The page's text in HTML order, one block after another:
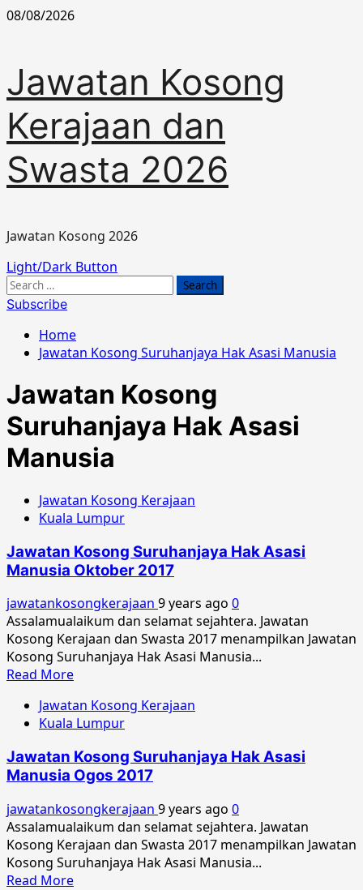
Skip
08/08/2026
Jawatan Kosong
Kerajaan dan
Swasta 2026
Jawatan Kosong 2026
Primary
Menu
Light/Dark Button
Search
for:
Subscribe
Home
Jawatan Kosong Suruhanjaya Hak Asasi Manusia
Jawatan Kosong
Suruhanjaya Hak Asasi
Manusia
Jawatan Kosong Kerajaan
Kuala Lumpur
Jawatan Kosong Suruhanjaya Hak Asasi
Manusia Oktober 2017
jawatankosongkerajaan 9 years ago 0
Assalamualaikum dan selamat sejahtera. Jawatan
Kosong Kerajaan dan Swasta 2017 menampilkan Jawatan
Kosong Suruhanjaya Hak Asasi Manusia...
Read MoreRead
about
Jawatan
Suruhanjaya
Hak
Manusia
Oktober
2017
Jawatan Kosong Kerajaan
Kuala Lumpur
Jawatan Kosong Suruhanjaya Hak Asasi
Manusia Ogos 2017
jawatankosongkerajaan 9 years ago 0
Assalamualaikum dan selamat sejahtera. Jawatan
Kosong Kerajaan dan Swasta 2017 menampilkan Jawatan
Kosong Suruhanjaya Hak Asasi Manusia...
Read MoreRead